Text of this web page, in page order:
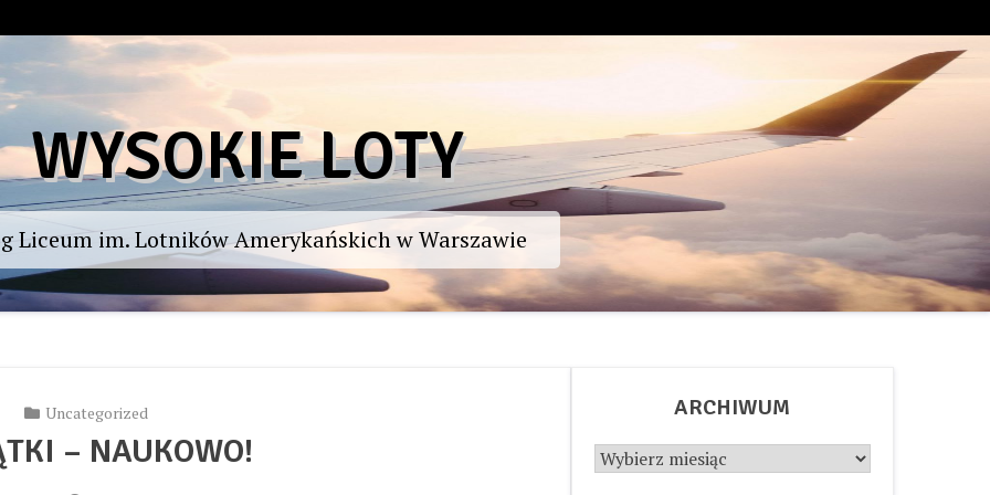
WYSOKIE LOTY
Liceum im. Lotników Amerykańskich w Warszawie
Uncategorized
– NAUKOWO!
ARCHIWUM
Archiwum